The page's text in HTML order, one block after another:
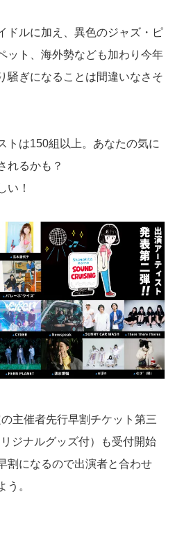
ドルに加え、異色のジャズ・ピ
ット、海外勢なども加わり今年
騒ぎになることは間違いなさそ
トは150組以上。あなたの気に
れるかも？
い！
主催者先行早割チケット第三
ジナルグッズ付）も受付開始
割になるので出演者と合わせ
う。